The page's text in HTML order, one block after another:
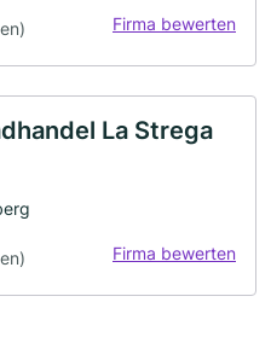
Firma bewerten
La Strega
Firma bewerten